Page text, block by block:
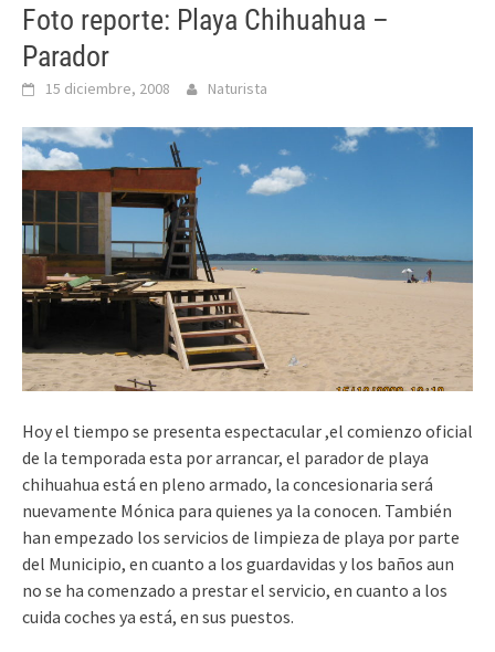
Foto reporte: Playa Chihuahua –
Parador
15 diciembre, 2008 Naturista
Hoy el tiempo se presenta espectacular ,el comienzo oficial
de la temporada esta por arrancar, el parador de playa
chihuahua está en pleno armado, la concesionaria será
nuevamente Mónica para quienes ya la conocen. También
han empezado los servicios de limpieza de playa por parte
del Municipio, en cuanto a los guardavidas y los baños aun
no se ha comenzado a prestar el servicio, en cuanto a los
cuida coches ya está, en sus puestos.